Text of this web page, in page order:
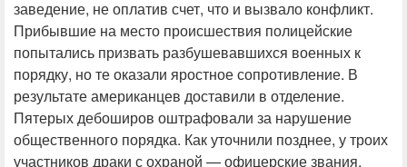
заведение, не оплатив счет, что и вызвало конфликт.
Прибывшие на место происшествия полицейские
попытались призвать разбушевавшихся военных к
порядку, но те оказали яростное сопротивление. В
результате американцев доставили в отделение.
Пятерых дебоширов оштрафовали за нарушение
общественного порядка. Как уточнили позднее, у троих
участников драки с охраной — офицерские звания.